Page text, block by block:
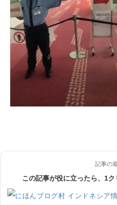
記事の
この記事が役に立ったら、1